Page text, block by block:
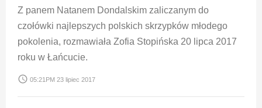
Z panem Natanem Dondalskim zaliczanym do
czołówki najlepszych polskich skrzypków młodego
pokolenia, rozmawiała Zofia Stopińska 20 lipca 2017
roku w Łańcucie.
access_time 05:21PM 23 lipiec 2017